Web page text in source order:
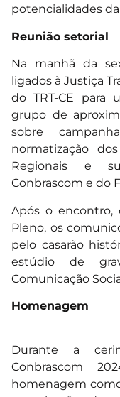
potencialidades
Reunião setorial
Na manhã da
ligados à Justiça
do TRT-CE para
grupo de
sobre
normatização
Regionais e
Conbrascom e do
Após o encontro,
Pleno, os
pelo casarão
estúdio de
Comunicação
Homenagem
Durante a
Conbrascom
homenagem